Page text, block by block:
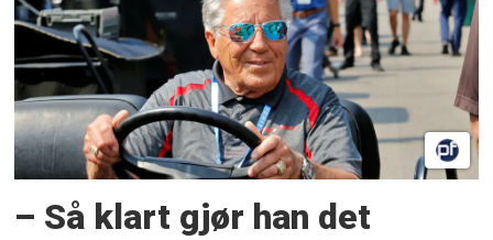
– Så klart gjør han det